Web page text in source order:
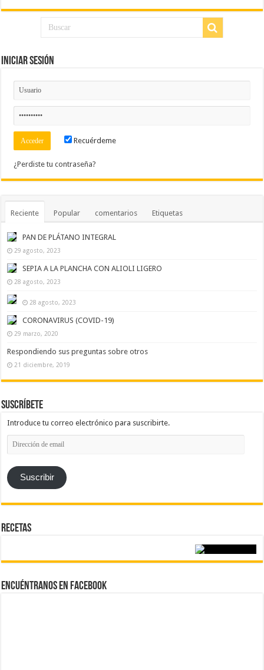
Iniciar Sesión
Recuérdeme
¿Perdiste tu contraseña?
Reciente Popular comentarios Etiquetas
PAN DE PLÁTANO INTEGRAL
29 agosto, 2023
SEPIA A LA PLANCHA CON ALIOLI LIGERO
28 agosto, 2023
28 agosto, 2023
CORONAVIRUS (COVID-19)
29 marzo, 2020
Respondiendo sus preguntas sobre otros
21 diciembre, 2019
Suscríbete
Introduce tu correo electrónico para suscribirte.
Dirección
de
email
Suscribir
Recetas
Encuéntranos en Facebook